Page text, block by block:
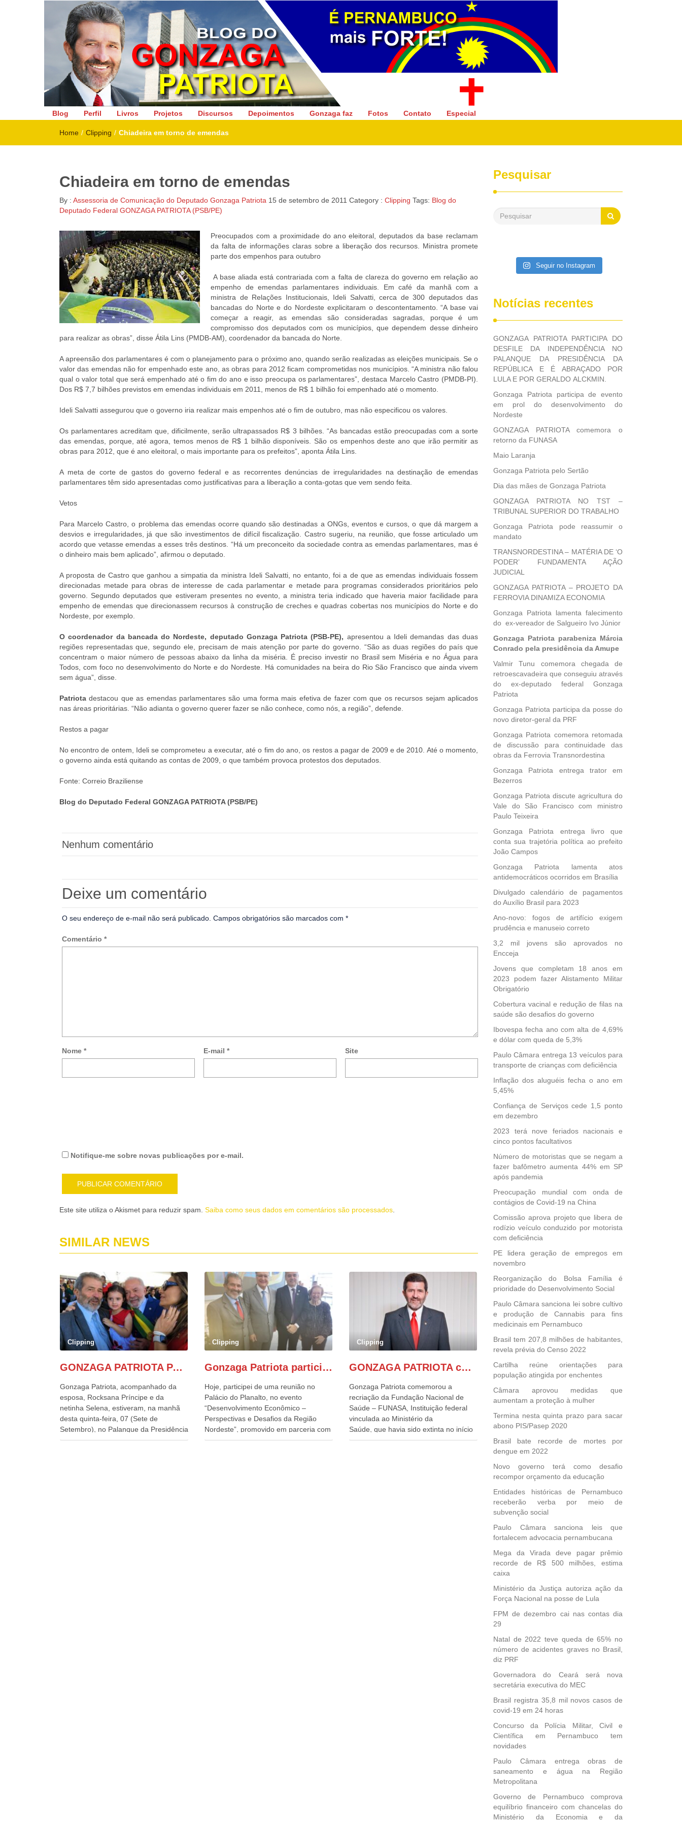
Gonzaga Patriota
Deputado Federal
Blog Perfil Livros Projetos Discursos Depoimentos Gonzaga faz Fotos Contato Especial
Home / Clipping / Chiadeira em torno de emendas
Chiadeira em torno de emendas
By : Assessoria de Comunicação do Deputado Gonzaga Patriota 15 de setembro de 2011 Category : Clipping Tags: Blog do
Deputado Federal GONZAGA PATRIOTA (PSB/PE)
Preocupados com a proximidade do ano eleitoral, deputados da base reclamam
da falta de informações claras sobre a liberação dos recursos. Ministra promete
parte dos empenhos para outubro
A base aliada está contrariada com a falta de clareza do governo em relação ao
empenho de emendas parlamentares individuais. Em café da manhã com a
ministra de Relações Institucionais, Ideli Salvatti, cerca de 300 deputados das
bancadas do Norte e do Nordeste explicitaram o descontentamento. “A base vai
começar a reagir, as emendas são consideradas sagradas, porque é um
compromisso dos deputados com os municípios, que dependem desse dinheiro
para realizar as obras”, disse Átila Lins (PMDB-AM), coordenador da bancada do Norte.
A apreensão dos parlamentares é com o planejamento para o próximo ano, quando serão realizadas as eleições municipais. Se o
valor das emendas não for empenhado este ano, as obras para 2012 ficam comprometidas nos municípios. “A ministra não falou
qual o valor total que será empenhado até o fim do ano e isso preocupa os parlamentares”, destaca Marcelo Castro (PMDB-PI).
Dos R$ 7,7 bilhões previstos em emendas individuais em 2011, menos de R$ 1 bilhão foi empenhado até o momento.
Ideli Salvatti assegurou que o governo iria realizar mais empenhos até o fim de outubro, mas não especificou os valores.
Os parlamentares acreditam que, dificilmente, serão ultrapassados R$ 3 bilhões. “As bancadas estão preocupadas com a sorte
das emendas, porque, até agora, temos menos de R$ 1 bilhão disponíveis. São os empenhos deste ano que irão permitir as
obras para 2012, que é ano eleitoral, o mais importante para os prefeitos”, aponta Átila Lins.
A meta de corte de gastos do governo federal e as recorrentes denúncias de irregularidades na destinação de emendas
parlamentares têm sido apresentadas como justificativas para a liberação a conta-gotas que vem sendo feita.
Vetos
Para Marcelo Castro, o problema das emendas ocorre quando são destinadas a ONGs, eventos e cursos, o que dá margem a
desvios e irregularidades, já que são investimentos de difícil fiscalização. Castro sugeriu, na reunião, que fosse articulado um
acordo que vetasse emendas a esses três destinos. “Há um preconceito da sociedade contra as emendas parlamentares, mas é
o dinheiro mais bem aplicado”, afirmou o deputado.
A proposta de Castro que ganhou a simpatia da ministra Ideli Salvatti, no entanto, foi a de que as emendas individuais fossem
direcionadas metade para obras de interesse de cada parlamentar e metade para programas considerados prioritários pelo
governo. Segundo deputados que estiveram presentes no evento, a ministra teria indicado que haveria maior facilidade para
empenho de emendas que direcionassem recursos à construção de creches e quadras cobertas nos municípios do Norte e do
Nordeste, por exemplo.
O coordenador da bancada do Nordeste, deputado Gonzaga Patriota (PSB-PE), apresentou a Ideli demandas das duas
regiões representadas que, segundo ele, precisam de mais atenção por parte do governo. “São as duas regiões do país que
concentram o maior número de pessoas abaixo da linha da miséria. É preciso investir no Brasil sem Miséria e no Água para
Todos, com foco no desenvolvimento do Norte e do Nordeste. Há comunidades na beira do Rio São Francisco que ainda vivem
sem água”, disse.
Patriota destacou que as emendas parlamentares são uma forma mais efetiva de fazer com que os recursos sejam aplicados
nas áreas prioritárias. “Não adianta o governo querer fazer se não conhece, como nós, a região”, defende.
Restos a pagar
No encontro de ontem, Ideli se comprometeu a executar, até o fim do ano, os restos a pagar de 2009 e de 2010. Até o momento,
o governo ainda está quitando as contas de 2009, o que também provoca protestos dos deputados.
Fonte: Correio Braziliense
Blog do Deputado Federal GONZAGA PATRIOTA (PSB/PE)
Nenhum comentário
Deixe um comentário
O seu endereço de e-mail não será publicado. Campos obrigatórios são marcados com *
Comentário *
Nome * E-mail *
Site
Notifique-
sobre
novos
comentários
mail.
Notifique-me sobre novas publicações por e-mail.
Este site utiliza o Akismet para reduzir spam. Saiba como seus dados em comentários são processados
SIMILAR NEWS
Clipping
GONZAGA PATRIOTA PARTICIPA DO DESFILE DA INDEPENDÊNCIA NO PALANQUE DA PRESIDÊNCIA DA REPÚBLICA E É ABRAÇADO POR LULA E POR GERALDO ALCKMIN.
Gonzaga Patriota, acompanhado da
esposa, Rocksana Príncipe e da
netinha Selena, estiveram, na manhã
desta quinta-feira, 07 (Sete de
Setembro), no Palanque da Presidência
da República, onde foram abraçados
Clipping
Gonzaga Patriota participa de evento em prol do desenvolvimento do Nordeste
Hoje, participei de uma reunião no
Palácio do Planalto, no evento
“Desenvolvimento Econômico –
Perspectivas e Desafios da Região
Nordeste”, promovido em parceria com
o Consórcio Nordeste. Na pauta do
Clipping
GONZAGA PATRIOTA comemora o retorno da FUNASA
Gonzaga Patriota comemorou a
recriação da Fundação Nacional de
Saúde – FUNASA, Instituição federal
vinculada ao Ministério da
Saúde, que havia sido extinta no início
do terceiro governo do
Pesquisar
Seguir no Instagram
Notícias recentes
GONZAGA PATRIOTA PARTICIPA DO
DESFILE DA INDEPENDÊNCIA NO
PALANQUE DA PRESIDÊNCIA DA
REPÚBLICA E É ABRAÇADO POR
LULA E POR GERALDO ALCKMIN.
Gonzaga Patriota participa de evento
em prol do desenvolvimento do
Nordeste
GONZAGA PATRIOTA comemora o
retorno da FUNASA
Maio Laranja
Gonzaga Patriota pelo Sertão
Dia das mães de Gonzaga Patriota
GONZAGA PATRIOTA NO TST –
TRIBUNAL SUPERIOR DO TRABALHO
Gonzaga Patriota pode reassumir o
mandato
TRANSNORDESTINA – MATÉRIA DE ‘O
PODER’ FUNDAMENTA AÇÃO
JUDICIAL
GONZAGA PATRIOTA – PROJETO DA
FERROVIA DINAMIZA ECONOMIA
Gonzaga Patriota lamenta falecimento
do ex-vereador de Salgueiro Ivo Júnior
Gonzaga Patriota parabeniza Márcia
Conrado pela presidência da Amupe
Valmir Tunu comemora chegada de
retroescavadeira que conseguiu através
do ex-deputado federal Gonzaga
Patriota
Gonzaga Patriota participa da posse do
novo diretor-geral da PRF
Gonzaga Patriota comemora retomada
de discussão para continuidade das
obras da Ferrovia Transnordestina
Gonzaga Patriota entrega trator em
Bezerros
Gonzaga Patriota discute agricultura do
Vale do São Francisco com ministro
Paulo Teixeira
Gonzaga Patriota entrega livro que
conta sua trajetória política ao prefeito
João Campos
Gonzaga Patriota lamenta atos
antidemocráticos ocorridos em Brasília
Divulgado calendário de pagamentos
do Auxílio Brasil para 2023
Ano-novo: fogos de artifício exigem
prudência e manuseio correto
3,2 mil jovens são aprovados no
Encceja
Jovens que completam 18 anos em
2023 podem fazer Alistamento Militar
Obrigatório
Cobertura vacinal e redução de filas na
saúde são desafios do governo
Ibovespa fecha ano com alta de 4,69%
e dólar com queda de 5,3%
Paulo Câmara entrega 13 veículos para
transporte de crianças com deficiência
Inflação dos aluguéis fecha o ano em
5,45%
Confiança de Serviços cede 1,5 ponto
em dezembro
2023 terá nove feriados nacionais e
cinco pontos facultativos
Número de motoristas que se negam a
fazer bafômetro aumenta 44% em SP
após pandemia
Preocupação mundial com onda de
contágios de Covid-19 na China
Comissão aprova projeto que libera de
rodízio veículo conduzido por motorista
com deficiência
PE lidera geração de empregos em
novembro
Reorganização do Bolsa Família é
prioridade do Desenvolvimento Social
Paulo Câmara sanciona lei sobre cultivo
e produção de Cannabis para fins
medicinais em Pernambuco
Brasil tem 207,8 milhões de habitantes,
revela prévia do Censo 2022
Cartilha reúne orientações para
população atingida por enchentes
Câmara aprovou medidas que
aumentam a proteção à mulher
Termina nesta quinta prazo para sacar
abono PIS/Pasep 2020
Brasil bate recorde de mortes por
dengue em 2022
Novo governo terá como desafio
recompor orçamento da educação
Entidades históricas de Pernambuco
receberão verba por meio de
subvenção social
Paulo Câmara sanciona leis que
fortalecem advocacia pernambucana
Mega da Virada deve pagar prêmio
recorde de R$ 500 milhões, estima
caixa
Ministério da Justiça autoriza ação da
Força Nacional na posse de Lula
FPM de dezembro cai nas contas dia
29
Natal de 2022 teve queda de 65% no
número de acidentes graves no Brasil,
diz PRF
Governadora do Ceará será nova
secretária executiva do MEC
Brasil registra 35,8 mil novos casos de
covid-19 em 24 horas
Concurso da Polícia Militar, Civil e
Científica em Pernambuco tem
novidades
Paulo Câmara entrega obras de
saneamento e água na Região
Metropolitana
Governo de Pernambuco comprova
equilíbrio financeiro com chancelas do
Ministério da Economia e da